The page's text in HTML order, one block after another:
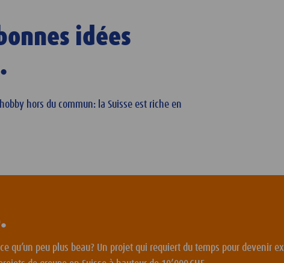
idées
hors du commun: la Suisse est riche en
qu’un peu plus beau? Un projet qui requiert du temps pour devenir